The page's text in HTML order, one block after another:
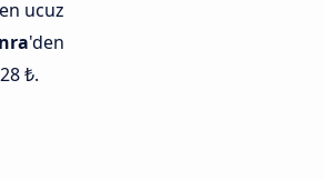
ucuz
'den
₺.